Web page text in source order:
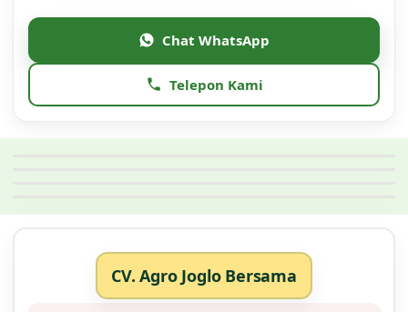
Chat WhatsApp
Telepon Kami
CV. Agro Joglo Bersama